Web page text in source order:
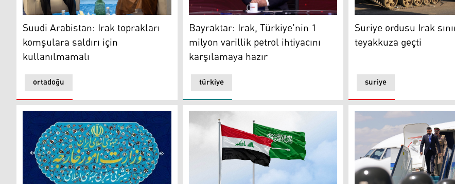
Suudi Arabistan: Irak toprakları komşulara saldırı için kullanılmamalı
ortadoğu
Suudi Arabistan: Irak toprakları
komşulara saldırı için
kullanılmamalı
Türkiye Enerji ve Tabii Kaynaklar Bakanı Alparslan Bayraktar (FOTO-
türkiye
Bayraktar: Irak, Türkiye'nin 1
milyon varillik petrol ihtiyacını
karşılamaya hazır
Suriye ordusu Irak
suriye
Suriye ordusu Irak
teyakkuza geçti